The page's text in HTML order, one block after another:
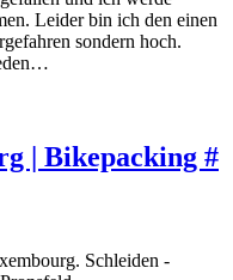
Leider bin ich den einen
sondern hoch.
| Bikepacking #
Schleiden -